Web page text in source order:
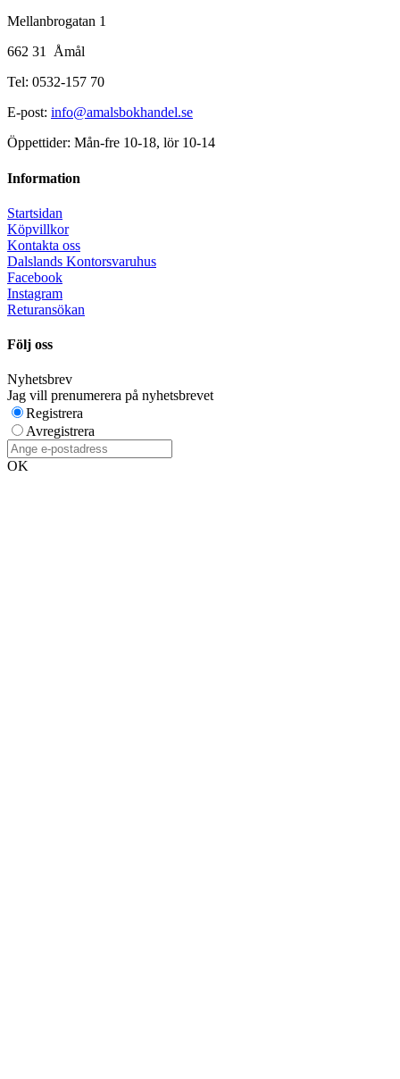
Mellanbrogatan 1
662 31 Åmål
Tel: 0532-157 70
E-post: info@amalsbokhandel.se
Öppettider: Mån-fre 10-18, lör 10-14
Information
Startsidan
Köpvillkor
Kontakta oss
Dalslands Kontorsvaruhus
Facebook
Instagram
Returansökan
Följ oss
Nyhetsbrev
Jag vill prenumerera på nyhetsbrevet
Registrera
Avregistrera
OK